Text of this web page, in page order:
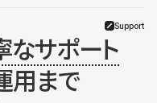
Support
なサポート
用まで